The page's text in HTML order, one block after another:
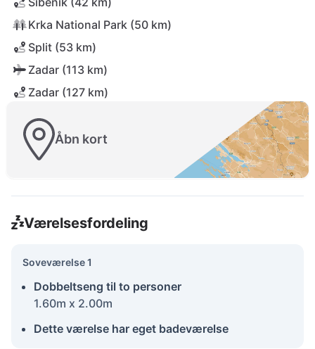
Krka National Park (50 km)
Split (53 km)
Zadar (113 km)
Zadar (127 km)
Åbn kort
Værelsesfordeling
Soveværelse 1
Dobbeltseng til to personer
1.60m x 2.00m
Dette værelse har eget badeværelse